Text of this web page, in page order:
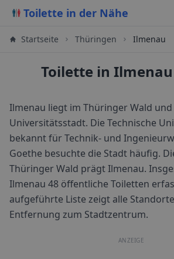
Toilette in der Nähe
Startseite Thüringen Ilmenau
Toilette in
Ilmenau liegt im Thüringer Wald und
Universitätsstadt. Die Technische
bekannt für Technik- und
Goethe besuchte die Stadt häufig.
Thüringer Wald prägt Ilmenau.
Ilmenau 48 öffentliche Toiletten
aufgeführte Liste zeigt alle
Entfernung zum Stadtzentrum.
ANZEIGE